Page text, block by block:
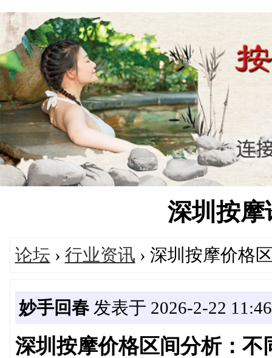
深圳按
论坛 › 行业资讯 › 深圳按摩价格
妙手回春发表于 2026-2-22
深圳按摩价格区间分析：不